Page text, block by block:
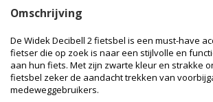
Omschrijving
De Widek Decibell 2 fietsbel is een must-have
fietser die op zoek is naar een stijlvolle en
aan hun fiets. Met zijn zwarte kleur en strakke
fietsbel zeker de aandacht trekken van
medeweggebruikers.